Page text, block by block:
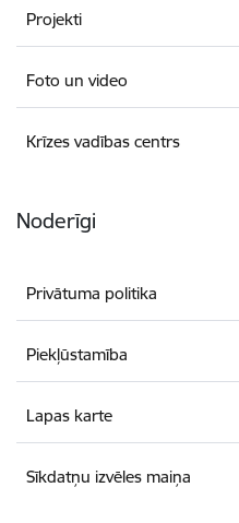
Projekti
Foto un video
Krīzes vadības centrs
Noderīgi
Privātuma politika
Piekļūstamība
Lapas karte
Sīkdatņu izvēles maiņa